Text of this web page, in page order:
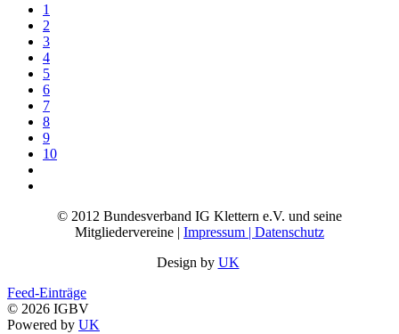
1
2
3
4
5
6
7
8
9
10
© 2012 Bundesverband IG Klettern e.V. und seine
Mitgliedervereine | Impressum | Datenschutz
Design by UK
Feed-Einträge
© 2026 IGBV
Powered by UK